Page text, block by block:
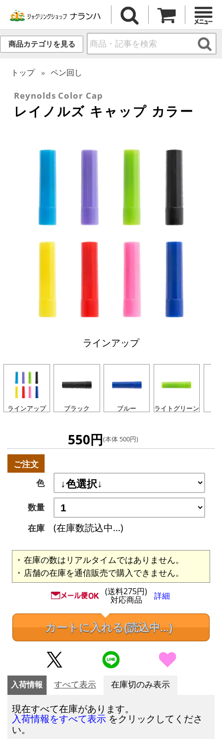
商品カテゴリを見る
トップ ペン回し
Reynolds Color Cap
レイノルズ キャップ カラー
ラインアップ
ラインアップ ブラック ブルー ライトグリーン
550円(本体 500円)
ご注文
色
数量
在庫
(在庫数読込中...)
在庫の数はリアルタイムではありません。
店舗の在庫を通信販売で購入できません。
(送料275円)
対応商品 詳細
カートに入れる(読込中...)
入荷情報 すべて表示 在庫切のみ表示
現在すべて在庫があります。
入荷情報をすべて表示 をクリックしてくださ
い。